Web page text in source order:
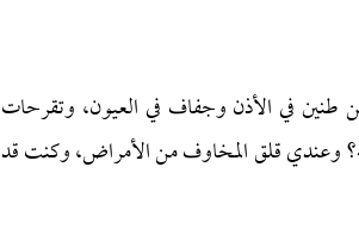
في الأذن وجفاف في العيون، وتقرحات
وعندي قلق المخاوف من الأمراض، وكنت قد